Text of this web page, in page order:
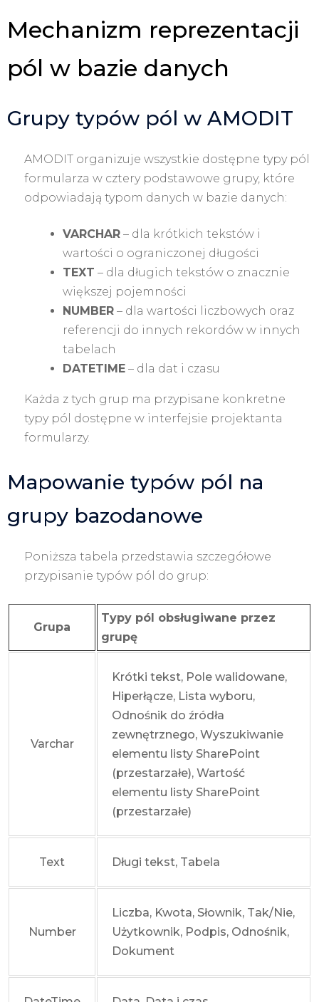
Mechanizm reprezentacji
pól w bazie danych
Grupy typów pól w AMODIT
AMODIT organizuje wszystkie dostępne typy pól
formularza w cztery podstawowe grupy, które
odpowiadają typom danych w bazie danych:
VARCHAR – dla krótkich tekstów i
wartości o ograniczonej długości
TEXT – dla długich tekstów o znacznie
większej pojemności
NUMBER – dla wartości liczbowych oraz
referencji do innych rekordów w innych
tabelach
DATETIME – dla dat i czasu
Każda z tych grup ma przypisane konkretne
typy pól dostępne w interfejsie projektanta
formularzy.
Mapowanie typów pól na
grupy bazodanowe
Poniższa tabela przedstawia szczegółowe
przypisanie typów pól do grup:
Grupa
Typy pól obsługiwane przez
grupę
Varchar
Krótki tekst, Pole walidowane,
Hiperłącze, Lista wyboru,
Odnośnik do źródła
zewnętrznego, Wyszukiwanie
elementu listy SharePoint
(przestarzałe), Wartość
elementu listy SharePoint
(przestarzałe)
Text Długi tekst, Tabela
Number
Liczba, Kwota, Słownik, Tak/Nie,
Użytkownik, Podpis, Odnośnik,
Dokument